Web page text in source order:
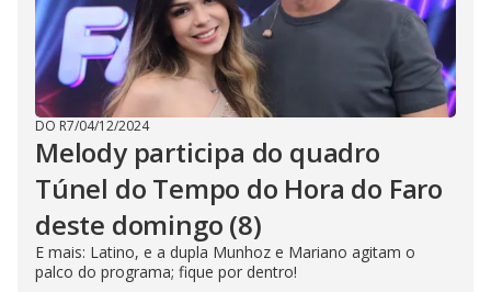
DO R7/04/12/2024
Melody participa do quadro
Túnel do Tempo do Hora do Faro
deste domingo (8)
E mais: Latino, e a dupla Munhoz e Mariano agitam o
palco do programa; fique por dentro!